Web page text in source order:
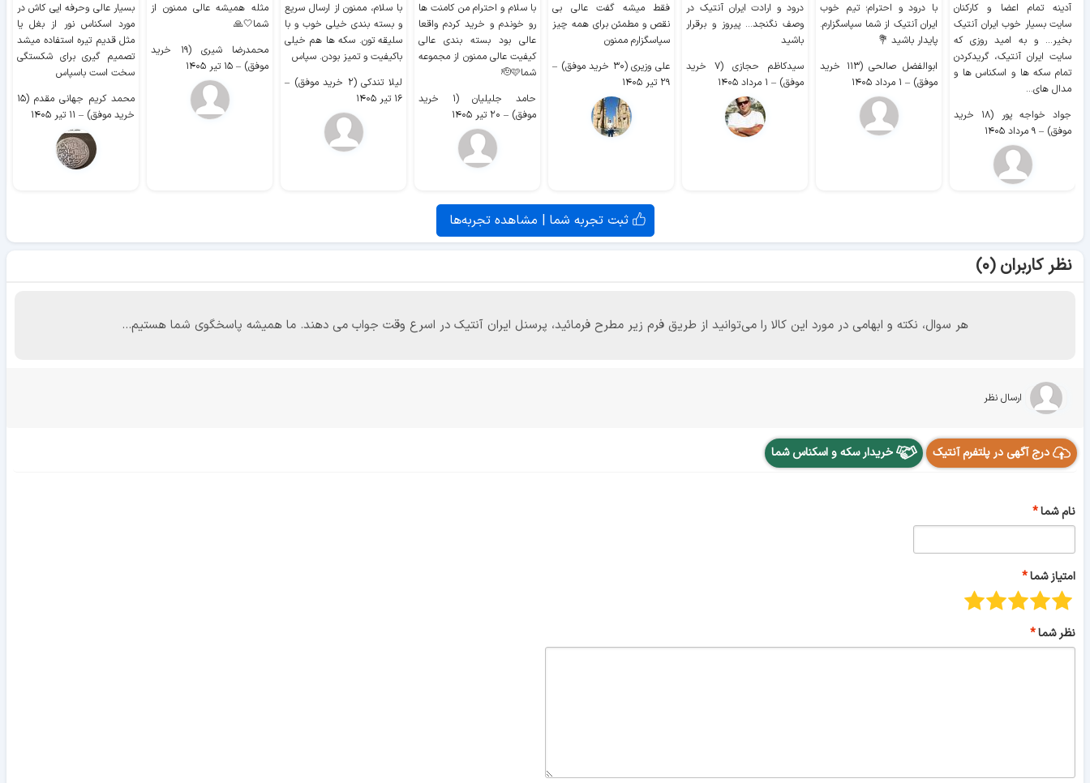
آدینه تمام اعضا و کارکنان
سایت بسیار خوب ايران آنتیک
بخیر... و به امید روزی که
سایت ايران آنتیک، گریدکردن
تمام سکه ها و اسکناس ها و
مدال های...
جواد خواجه پور (۱۸ خرید
موفق) – ۹ مرداد ۱۴۰۵
با درود و احترام؛ تیم خوب
ایران آنتیک از شما سپاسگزارم.
پایدار باشید 💐
ابوالفضل صالحی (۱۱۳ خرید
موفق) – ۱ مرداد ۱۴۰۵
درود و ارادت ایران آنتیک در
وصف نگنجد... پیروز و برقرار
باشید
سیدکاظم حجازی (۷ خرید
موفق) – ۱ مرداد ۱۴۰۵
فقط میشه گفت عالی بی
نقص و مطمئن برای همه چیز
سپاسگزارم ممنون
علی وزیری (۳۰ خرید موفق)
–
۲۹ تیر ۱۴۰۵
با سلام و احترام من کامنت ها
رو خوندم و خرید کردم واقعا
عالی بود بسته بندی عالی
کیفیت عالی ممنون از مجموعه
شما🫡🩷
حامد جلیلیان (۱ خرید
موفق) – ۲۰ تیر ۱۴۰۵
با سلام، ممنون از ارسال سریع
و بسته بندی خیلی خوب و با
سلیقه تون. سکه ها هم خیلی
باکیفیت و تمیز بودن. سپاس
لیلا تندکی (۲ خرید موفق)
–
۱۶ تیر ۱۴۰۵
مثله همیشه عالی ممنون از
شما🤍🙏
محمدرضا شیری (۱۹ خرید
موفق) – ۱۵ تیر ۱۴۰۵
بسیار عالی وحرفه ایی کاش در
مورد اسکناس نور از بغل یا
مثل قدیم تیره استفاده میشد
تصمیم گیری برای شکستگی
سخت است باسپاس
محمد کریم جهانی مقدم (۱۵
خرید موفق) – ۱۱ تیر ۱۴۰۵
ثبت تجربه شما | مشاهده تجربه‌ها
نظر کاربران (۰)
هر سوال، نکته و ابهامی در مورد این کالا را می‌توانید از طریق فرم زیر مطرح فرمائید، پرسنل ایران آنتیک در اسرع وقت جواب می دهند. ما همیشه پاسخگوی شما هستیم...
ارسال نظر
درج آگهی در پلتفرم آنتیک خریدار سکه و اسکناس شما
نام شما
امتیاز شما
نظر شما